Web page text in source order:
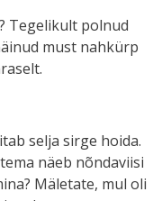
Tegelikult polnud
must nahkürp
selja sirge hoida.
näeb nõndaviisi
Mäletate, mul oli